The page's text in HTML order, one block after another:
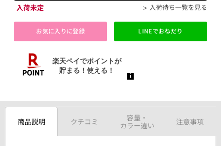
入荷未定
入荷待ち一覧を見る
お気に入りに登録 LINEでおねだり
商品説明 クチコミ
容量・
カラー違い
注意事項